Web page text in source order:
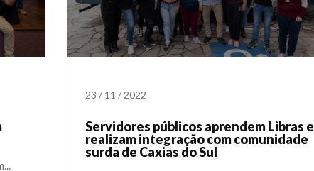
23 / 11 /2022
Servidores públicos aprendem Libras e
realizam integração com comunidade
surda de Caxias do Sul